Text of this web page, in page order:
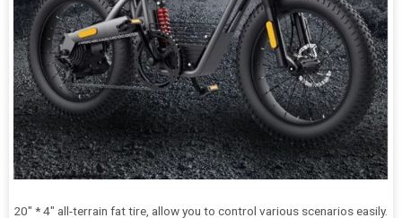
20″ * 4″ all-terrain fat tire, allow you to control various scenarios easily.